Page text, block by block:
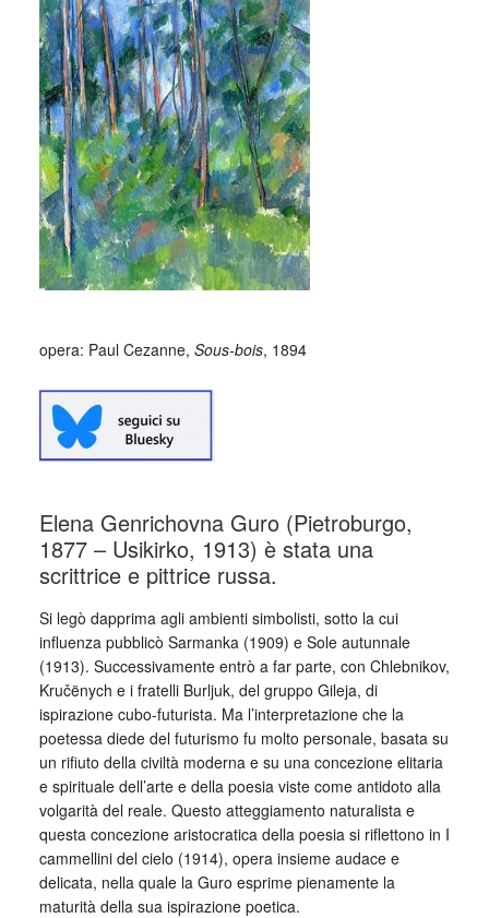
opera: Paul Cezanne, Sous-bois, 1894
Elena Genrichovna Guro (Pietroburgo,
1877 – Usikirko, 1913) è stata una
scrittrice e pittrice russa.
Si legò dapprima agli ambienti simbolisti, sotto la cui
influenza pubblicò Sarmanka (1909) e Sole autunnale
(1913). Successivamente entrò a far parte, con Chlebnikov,
Kručënych e i fratelli Burljuk, del gruppo Gileja, di
ispirazione cubo-futurista. Ma l’interpretazione che la
poetessa diede del futurismo fu molto personale, basata su
un rifiuto della civiltà moderna e su una concezione elitaria
e spirituale dell’arte e della poesia viste come antidoto alla
volgarità del reale. Questo atteggiamento naturalista e
questa concezione aristocratica della poesia si riflettono in I
cammellini del cielo (1914), opera insieme audace e
delicata, nella quale la Guro esprime pienamente la
maturità della sua ispirazione poetica.